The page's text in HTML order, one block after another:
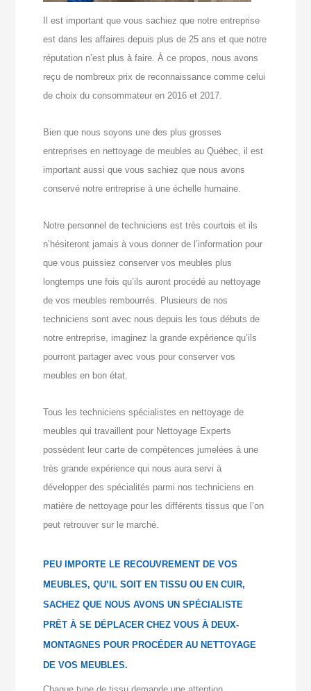
Il est important que vous sachiez que notre entreprise
est dans les affaires depuis plus de 25 ans et que notre
réputation n’est plus à faire. À ce propos, nous avons
reçu de nombreux prix de reconnaissance comme celui
de choix du consommateur en 2016 et 2017.
Bien que nous soyons une des plus grosses
entreprises en nettoyage de meubles au Québec, il est
important aussi que vous sachiez que nous avons
conservé notre entreprise à une échelle humaine.
Notre personnel de techniciens est très courtois et ils
n’hésiteront jamais à vous donner de l’information pour
que vous puissiez conserver vos meubles plus
longtemps une fois qu’ils auront procédé au nettoyage
de vos meubles rembourrés. Plusieurs de nos
techniciens sont avec nous depuis les tous débuts de
notre entreprise, imaginez la grande expérience qu’ils
pourront partager avec vous pour conserver vos
meubles en bon état.
Tous les techniciens spécialistes en nettoyage de
meubles qui travaillent pour Nettoyage Experts
possèdent leur carte de compétences jumelées à une
très grande expérience qui nous aura servi à
développer des spécialités parmi nos techniciens en
matière de nettoyage pour les différents tissus que l’on
peut retrouver sur le marché.
PEU IMPORTE LE RECOUVREMENT DE VOS
MEUBLES, QU’IL SOIT EN TISSU OU EN CUIR,
SACHEZ QUE NOUS AVONS UN SPÉCIALISTE
PRÊT À SE DÉPLACER CHEZ VOUS À DEUX-
MONTAGNES POUR PROCÉDER AU NETTOYAGE
DE VOS MEUBLES.